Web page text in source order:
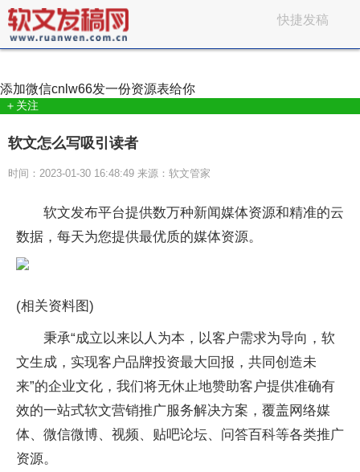
快捷发稿
添加微信cnlw66发一份资源表给你
＋关注
软文怎么写吸引读者
时间：2023-01-30 16:48:49 来源：软文管家
软文发布平台提供数万种新闻媒体资源和精准的云
数据，每天为您提供最优质的媒体资源。
(相关资料图)
秉承“成立以来以人为本，以客户需求为导向，软
文生成，实现客户品牌投资最大回报，共同创造未
来”的企业文化，我们将无休止地赞助客户提供准确有
效的一站式软文营销推广服务解决方案，覆盖网络媒
体、微信微博、视频、贴吧论坛、问答百科等各类推广
资源。